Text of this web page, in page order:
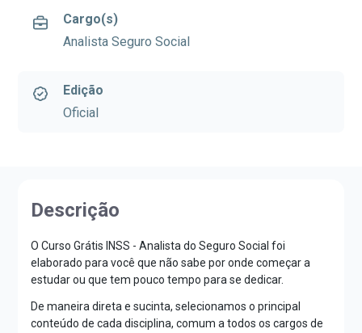
Cargo(s)
Analista Seguro Social
Edição
Oficial
Descrição
O Curso Grátis INSS - Analista do Seguro Social foi
elaborado para você que não sabe por onde começar a
estudar ou que tem pouco tempo para se dedicar.
De maneira direta e sucinta, selecionamos o principal
conteúdo de cada disciplina, comum a todos os cargos de